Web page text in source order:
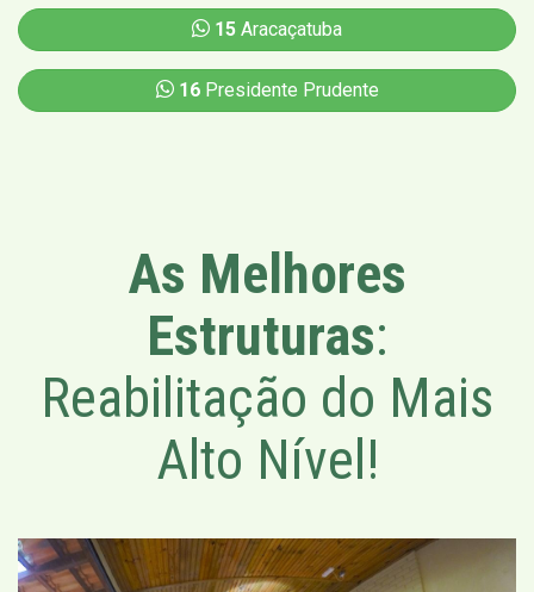
15 Aracaçatuba
16Presidente Prudente
As Melhores
Estruturas:
Reabilitação do Mais
Alto Nível!